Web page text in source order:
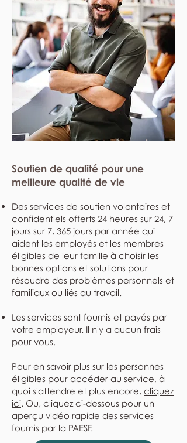
Soutien de qualité pour une
meilleure qualité de vie
Des services de soutien volontaires et
confidentiels offerts 24 heures sur 24, 7
jours sur 7, 365 jours par année qui
aident les employés et les membres
éligibles de leur famille à choisir les
bonnes options et solutions pour
résoudre des problèmes personnels et
familiaux ou liés au travail.
Les services sont fournis et payés par
votre employeur. Il n'y a aucun frais
pour vous.
Pour en savoir plus sur les personnes
éligibles pour accéder au service, à
quoi s'attendre et plus encore, cliquez
ici. Ou, cliquez ci-dessous pour un
aperçu vidéo rapide des services
fournis par la PAESF.